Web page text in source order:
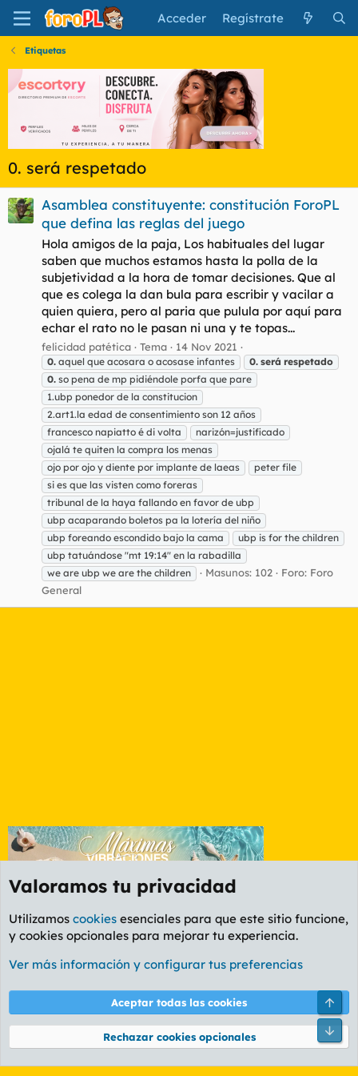
Acceder Regístrate
Etiquetas
0. será respetado
Asamblea constituyente: constitución ForoPL
que defina las reglas del juego
Hola amigos de la paja, Los habituales del lugar
saben que muchos estamos hasta la polla de la
subjetividad a la hora de tomar decisiones. Que al
que es colega la dan bula para escribir y vacilar a
quien quiera, pero al paria que pulula por aquí para
echar el rato no le pasan ni una y te topas...
felicidad patética Tema 14 Nov 2021
0. aquel que acosara o acosase infantes 0. será respetado
0. so pena de mp pidiéndole porfa que pare
1.ubp ponedor de la constitucion
2.art1.la edad de consentimiento son 12 años
francesco napiatto é di volta
narizón=justificado
ojalá te quiten la compra los menas
ojo por ojo y diente por implante de laeas
peter file
si es que las visten como foreras
tribunal de la haya fallando en favor de ubp
ubp acaparando boletos pa la lotería del niño
ubp foreando escondido bajo la cama
ubp is for the children
ubp tatuándose "mt 19:14" en la rabadilla
we are ubp we are the children
Masunos: 102 Foro: Foro
General
Etiquetas
Cookies
PL OLDSTYLE AMARILLO
Términos y reglas Política de privacidad Ayuda
Community platform by XenForo® © 2010-2026 XenForo Ltd.
Valoramos tu privacidad
Utilizamos cookies esenciales para que este sitio funcione,
y cookies opcionales para mejorar tu experiencia.
Ver más información y configurar tus preferencias
Aceptar todas las cookies
Rechazar cookies opcionales
Pie